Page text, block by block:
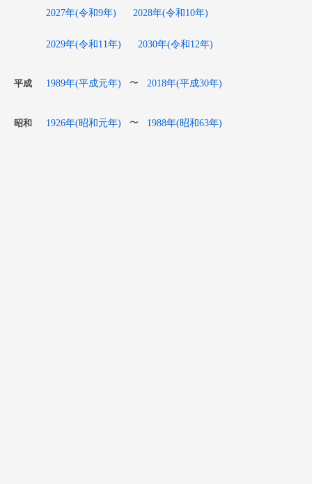
2027年(令和9年) 2028年(令和10年)
2029年(令和11年) 2030年(令和12年)
平成 1989年(平成元年) 〜 2018年(平成30年)
昭和 1926年(昭和元年) 〜 1988年(昭和63年)